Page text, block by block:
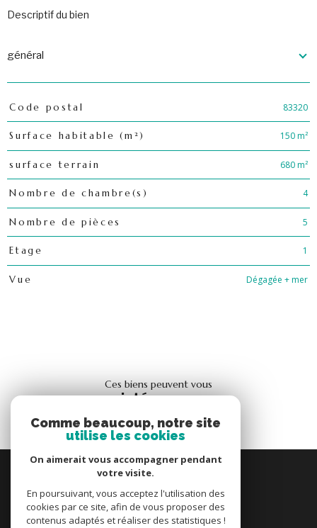
descriptif du bien
général
TRAD_PAMPERO_Caracteristique
Code postal 83320
Surface habitable (m²) 150 m²
surface terrain 680 m²
Nombre de chambre(s) 4
Nombre de pièces 5
Etage 1
Vue Dégagée + mer
ces biens peuvent vous
intéresser
se
connecter
espace propriétaire
Comme beaucoup, notre site
utilise les cookies
On aimerait vous accompagner pendant
votre visite.
En poursuivant, vous acceptez l'utilisation des
cookies par ce site, afin de vous proposer des
contenus adaptés et réaliser des statistiques !